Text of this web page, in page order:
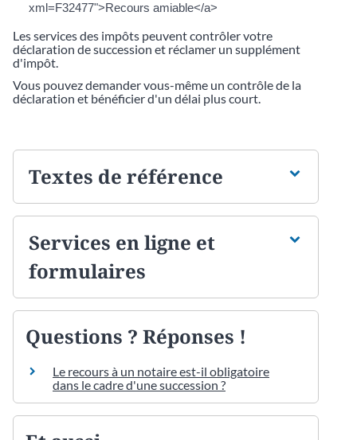
xml=F32477">Recours amiable</a>
Les services des impôts peuvent contrôler votre
déclaration de succession et réclamer un supplément
d'impôt.
Vous pouvez demander vous-même un contrôle de la
déclaration et bénéficier d'un délai plus court.
Textes de référence
Services en ligne et
formulaires
Questions ? Réponses !
Le recours à un notaire est-il obligatoire
dans le cadre d'une succession ?